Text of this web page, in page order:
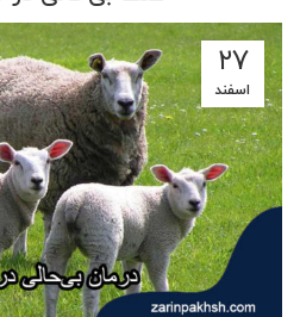
۲۷
اسفند